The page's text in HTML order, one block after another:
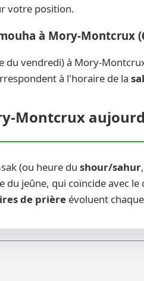
votre position.
à Mory-Montcrux
du vendredi) à Mory-
à l'horaire de la
Montcrux
(ou heure du shour/sahur
du jeûne, qui coïncide avec
de prière évoluent